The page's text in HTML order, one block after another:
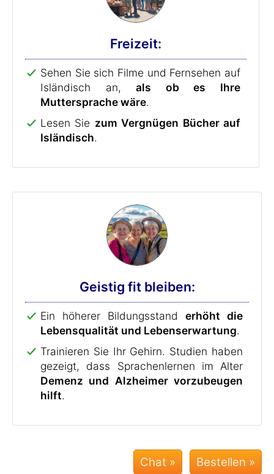
Freizeit:
Sehen Sie sich Filme und Fernsehen auf
Isländisch an,als ob es Ihre
Muttersprache wäre.
Lesen Sie zum Vergnügen Bücher auf
Isländisch.
Geistig fit bleiben:
Ein höherer Bildungsstand erhöht die
Lebensqualität und Lebenserwartung.
Trainieren Sie Ihr Gehirn. Studien haben
gezeigt, dass Sprachenlernen im Alter
Demenz und Alzheimer vorzubeugen
hilft.
Chat »